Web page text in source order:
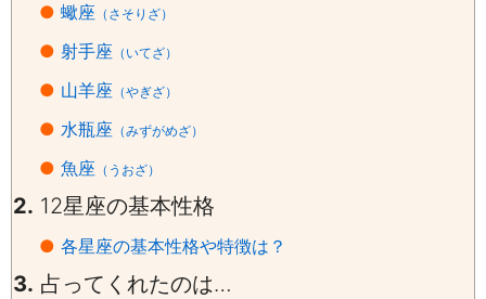
● 蠍座 （さそりざ）
● 射手座 （いてざ）
● 山羊座 （やぎざ）
● 水瓶座 （みずがめざ）
● 魚座 （うおざ）
2. 12星座の基本性格
● 各星座の基本性格や特徴は？
3. 占ってくれたのは…